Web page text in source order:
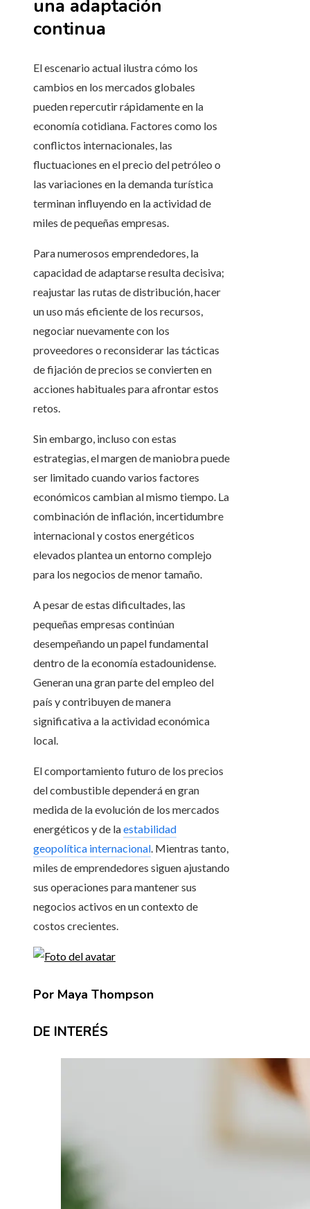
una adaptación
continua
El escenario actual ilustra cómo los
cambios en los mercados globales
pueden repercutir rápidamente en la
economía cotidiana. Factores como los
conflictos internacionales, las
fluctuaciones en el precio del petróleo o
las variaciones en la demanda turística
terminan influyendo en la actividad de
miles de pequeñas empresas.
Para numerosos emprendedores, la
capacidad de adaptarse resulta decisiva;
reajustar las rutas de distribución, hacer
un uso más eficiente de los recursos,
negociar nuevamente con los
proveedores o reconsiderar las tácticas
de fijación de precios se convierten en
acciones habituales para afrontar estos
retos.
Sin embargo, incluso con estas
estrategias, el margen de maniobra puede
ser limitado cuando varios factores
económicos cambian al mismo tiempo. La
combinación de inflación, incertidumbre
internacional y costos energéticos
elevados plantea un entorno complejo
para los negocios de menor tamaño.
A pesar de estas dificultades, las
pequeñas empresas continúan
desempeñando un papel fundamental
dentro de la economía estadounidense.
Generan una gran parte del empleo del
país y contribuyen de manera
significativa a la actividad económica
local.
El comportamiento futuro de los precios
del combustible dependerá en gran
medida de la evolución de los mercados
energéticos y de laestabilidad
geopolítica internacional. Mientras tanto,
miles de emprendedores siguen ajustando
sus operaciones para mantener sus
negocios activos en un contexto de
costos crecientes.
Por Maya Thompson
DE INTERÉS